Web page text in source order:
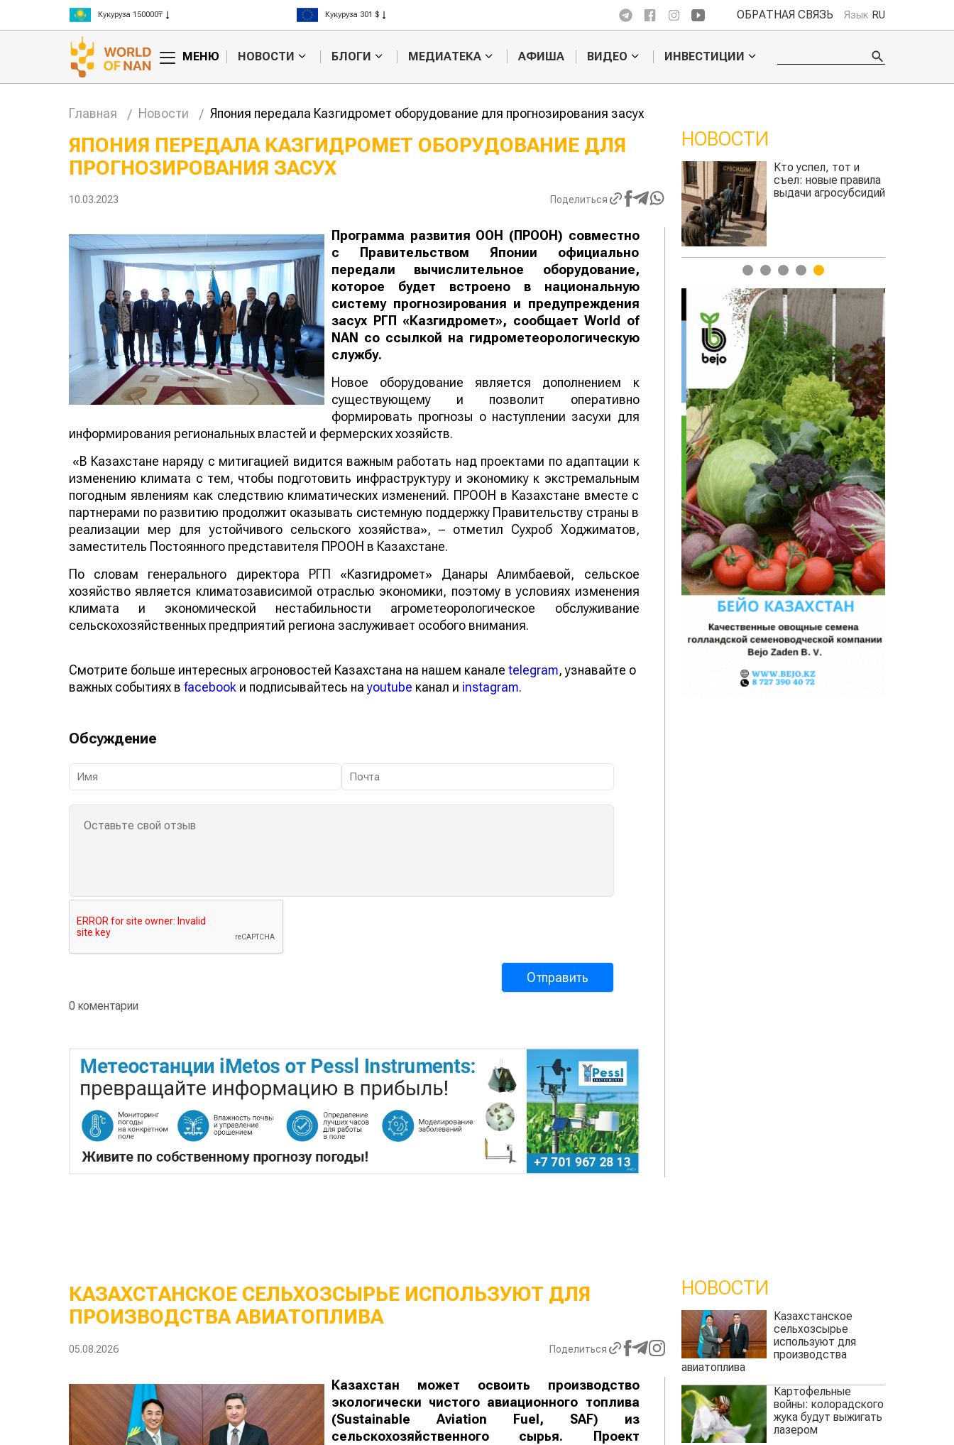
Рис 300000₸
Пшеница 3 класс 125000₸
Рис 408 $
Пшеница 423 $
ОБРАТНАЯ СВЯЗЬ Язык RU
МЕНЮ НОВОСТИ БЛОГИ МЕДИАТЕКА АФИША ВИДЕО ИНВЕСТИЦИИ
Главная Новости Япония передала Казгидромет оборудование для прогнозирования засух
ЯПОНИЯ ПЕРЕДАЛА КАЗГИДРОМЕТ ОБОРУДОВАНИЕ ДЛЯ
ПРОГНОЗИРОВАНИЯ ЗАСУХ
10.03.2023 Поделиться
Программа развития ООН (ПРООН) совместно
с Правительством Японии официально
передали вычислительное оборудование,
которое будет встроено в национальную
систему прогнозирования и предупреждения
засух РГП «Казгидромет», сообщает World of
NAN со ссылкой на гидрометеорологическую
службу.
Новое оборудование является дополнением к
существующему и позволит оперативно
формировать прогнозы о наступлении засухи для
информирования региональных властей и фермерских хозяйств.
«В Казахстане наряду с митигацией видится важным работать над проектами по адаптации к
изменению климата с тем, чтобы подготовить инфраструктуру и экономику к экстремальным
погодным явлениям как следствию климатических изменений. ПРООН в Казахстане вместе с
партнерами по развитию продолжит оказывать системную поддержку Правительству страны в
реализации мер для устойчивого сельского хозяйства», – отметил Сухроб Ходжиматов,
заместитель Постоянного представителя ПРООН в Казахстане.
По словам генерального директора РГП «Казгидромет» Данары Алимбаевой, сельское
хозяйство является климатозависимой отраслью экономики, поэтому в условиях изменения
климата и экономической нестабильности агрометеорологическое обслуживание
сельскохозяйственных предприятий региона заслуживает особого внимания.
Смотрите больше интересных агроновостей Казахстана на нашем канале telegram, узнавайте о
важных событиях в facebook и подписывайтесь наyoutube канал и instagram.
Обсуждение
0 коментарии
НОВОСТИ
Картофельные
продуктивность
мясного скота
Кто успел, тот и
съел: новые правила
выдачи агросубсидий
1 2 3 4 5
КАЗАХСТАНСКОЕ СЕЛЬХОЗСЫРЬЕ ИСПОЛЬЗУЮТ ДЛЯ
ПРОИЗВОДСТВА АВИАТОПЛИВА
05.08.2026 Поделиться
Казахстан может освоить производство
экологически чистого авиационного топлива
(Sustainable Aviation Fuel, SAF) из
сельскохозяйственного сырья. Проект
НОВОСТИ
Казахстанское
сельхозсырье
используют для
производства
авиатоплива
Картофельные
войны: колорадского
жука будут выжигать
лазером